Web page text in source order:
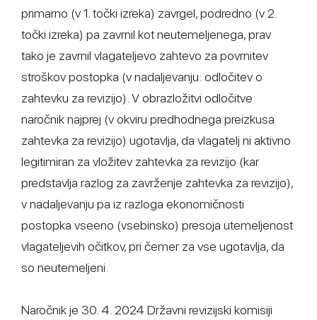
primarno (v 1. točki izreka) zavrgel, podredno (v 2.
točki izreka) pa zavrnil kot neutemeljenega, prav
tako je zavrnil vlagateljevo zahtevo za povrnitev
stroškov postopka (v nadaljevanju: odločitev o
zahtevku za revizijo). V obrazložitvi odločitve
naročnik najprej (v okviru predhodnega preizkusa
zahtevka za revizijo) ugotavlja, da vlagatelj ni aktivno
legitimiran za vložitev zahtevka za revizijo (kar
predstavlja razlog za zavrženje zahtevka za revizijo),
v nadaljevanju pa iz razloga ekonomičnosti
postopka vseeno (vsebinsko) presoja utemeljenost
vlagateljevih očitkov, pri čemer za vse ugotavlja, da
so neutemeljeni.
Naročnik je 30. 4. 2024 Državni revizijski komisiji